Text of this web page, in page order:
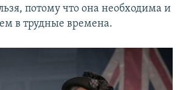
потому что она необходима и
в трудные времена.